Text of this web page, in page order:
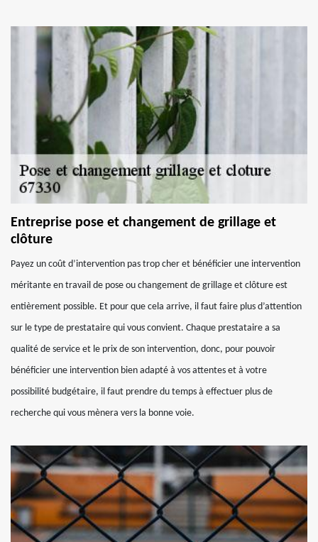
Entreprise pose et changement de grillage et
clôture
Payez un coût d’intervention pas trop cher et bénéficier une intervention
méritante en travail de pose ou changement de grillage et clôture est
entièrement possible. Et pour que cela arrive, il faut faire plus d’attention
sur le type de prestataire qui vous convient. Chaque prestataire a sa
qualité de service et le prix de son intervention, donc, pour pouvoir
bénéficier une intervention bien adapté à vos attentes et à votre
possibilité budgétaire, il faut prendre du temps à effectuer plus de
recherche qui vous mènera vers la bonne voie.